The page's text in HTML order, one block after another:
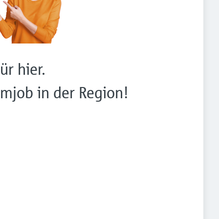
hier.
in der Region!